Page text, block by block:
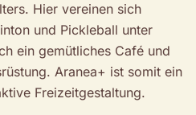
Hier vereinen sich
und Pickleball unter
ein gemütliches Café und
Aranea+ ist somit ein
Freizeitgestaltung.